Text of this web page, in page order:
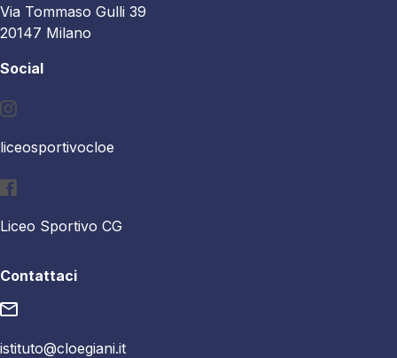
Via Tommaso Gulli 39
20147 Milano
Social
liceosportivocloe
Liceo Sportivo CG
Contattaci
istituto@cloegiani.it